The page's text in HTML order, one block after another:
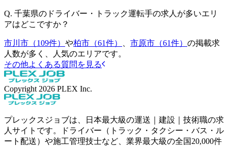
Q. 千葉県のドライバー・トラック運転手の求人が多いエリ
アはどこですか？
市川市（109件） や柏市（61件） 市原市（61件） の掲載求
人数が多く、人気のエリアです。
その他よくある質問を見る
Copyright 2026 PLEX Inc.
プレックスジョブは、日本最大級の運送｜建設｜技術職の求
人サイトです。ドライバー（トラック・タクシー・バス・ル
ート配送）や施工管理技士など、業界最大級の全国20,000件